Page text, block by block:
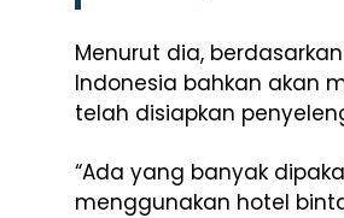
Menurut dia,
Indonesia bahkan akan
telah disiapkan
“Ada yang banyak
menggunakan hotel